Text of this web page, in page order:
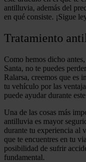
antilluvia, además del
en qué consiste. ¡Sigue
Tratamiento
Como hemos dicho
Santa, no te puedes
Ralarsa, creemos que es
tu vehículo por las
puede ayudar durante
Una de las cosas más
antilluvia es mayor
durante tu experiencia al
que te encuentres en tu
posibilidad de sufrir
fundamental.